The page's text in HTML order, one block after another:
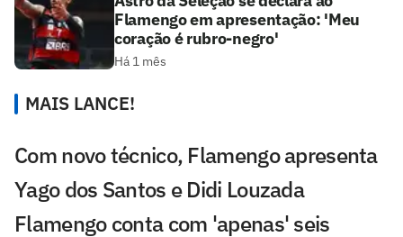
Flamengo em apresentação: 'Meu
coração é rubro-negro'
Há 1 mês
MAIS LANCE!
Com novo técnico, Flamengo apresenta
Yago dos Santos e Didi Louzada
Flamengo conta com 'apenas' seis